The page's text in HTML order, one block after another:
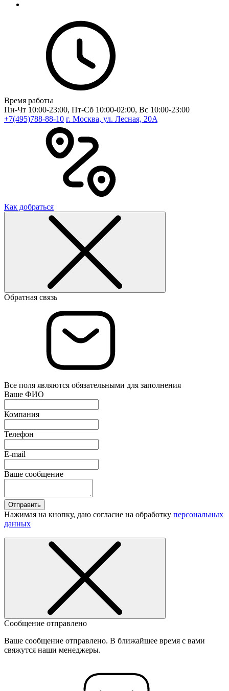
Время работы
Пн-Чт 10:00-23:00, Пт-Сб 10:00-02:00, Вс 10:00-23:00
+7(495)788-88-10 г. Москва, ул. Лесная, 20A
Как добраться
Обратная связь
Все поля являются обязательными для заполнения
Ваше ФИО
Компания
Телефон
E-mail
Ваше сообщение
Отправить
Нажимая на кнопку, даю согласие на обработку персональных
данных
Сообщение отправлено
Ваше сообщение отправлено. В ближайшее время с вами
свяжутся наши менеджеры.